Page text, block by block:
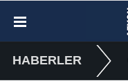
HABERLER